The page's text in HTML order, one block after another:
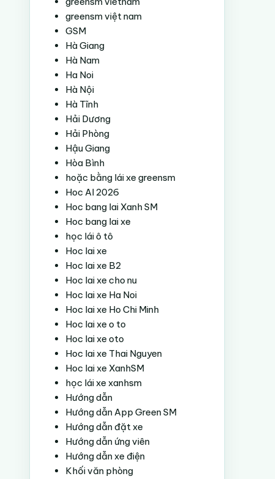
greensm việt nam
GSM
Hà Giang
Hà Nam
Ha Noi
Hà Nội
Hà Tĩnh
Hải Dương
Hải Phòng
Hậu Giang
Hòa Bình
hoặc bằng lái xe greensm
Hoc AI 2026
Hoc bang lai Xanh SM
Hoc bang lai xe
học lái ô tô
Hoc lai xe
Hoc lai xe B2
Hoc lai xe cho nu
Hoc lai xe Ha Noi
Hoc lai xe Ho Chi Minh
Hoc lai xe o to
Hoc lai xe oto
Hoc lai xe Thai Nguyen
Hoc lai xe XanhSM
học lái xe xanhsm
Hướng dẫn
Hướng dẫn App Green SM
Hướng dẫn đặt xe
Hướng dẫn ứng viên
Hướng dẫn xe điện
Khối văn phòng